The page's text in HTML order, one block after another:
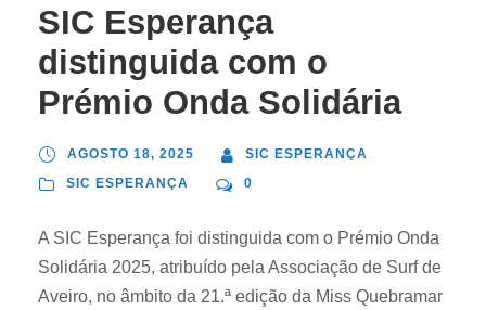
SIC Esperança
distinguida com o
Prémio Onda Solidária
AGOSTO 18, 2025
SIC ESPERANÇA
SIC ESPERANÇA
0
A SIC Esperança foi distinguida com o Prémio Onda
Solidária 2025, atribuído pela Associação de Surf de
Aveiro, no âmbito da 21.ª edição da Miss Quebramar